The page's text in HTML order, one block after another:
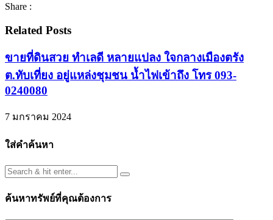
Share :
Related Posts
ขายที่ดินสวย ทำเลดี หลายแปลง ใจกลางเมืองตรัง
ต.ทับเที่ยง อยู่แหล่งชุมชน น้ำไฟเข้าถึง โทร 093-
0240080
7 มกราคม 2024
ใส่คำค้นหา
ค้นหาทรัพย์ที่คุณต้องการ